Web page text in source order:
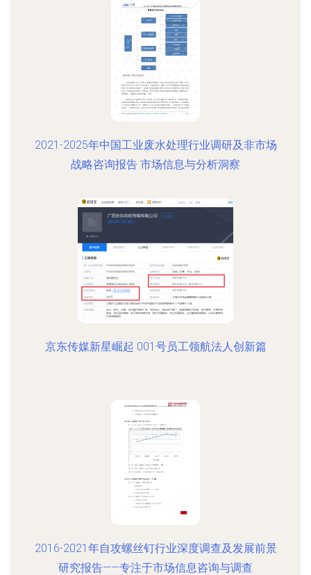
2021-2025年中国工业废水处理行业调研及非市场
战略咨询报告 市场信息与分析洞察
京东传媒新星崛起 001号员工领航法人创新篇
2016-2021年自攻螺丝钉行业深度调查及发展前景
研究报告——专注于市场信息咨询与调查